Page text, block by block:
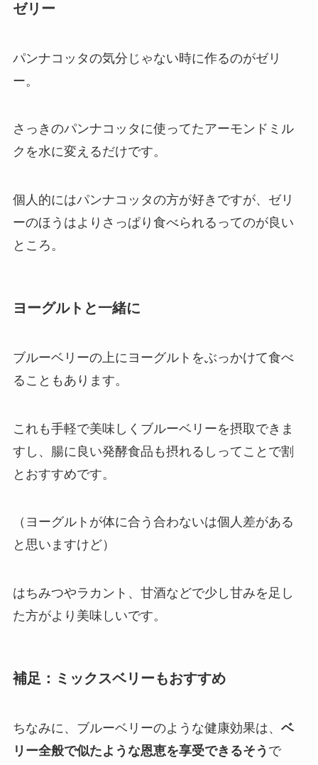
ゼリー
パンナコッタの気分じゃない時に作るのがゼリ
ー。
さっきのパンナコッタに使ってたアーモンドミル
クを水に変えるだけです。
個人的にはパンナコッタの方が好きですが、ゼリ
ーのほうはよりさっぱり食べられるってのが良い
ところ。
ヨーグルトと一緒に
ブルーベリーの上にヨーグルトをぶっかけて食べ
ることもあります。
これも手軽で美味しくブルーベリーを摂取できま
すし、腸に良い発酵食品も摂れるしってことで割
とおすすめです。
（ヨーグルトが体に合う合わないは個人差がある
と思いますけど）
はちみつやラカント、甘酒などで少し甘みを足し
た方がより美味しいです。
補足：ミックスベリーもおすすめ
ちなみに、ブルーベリーのような健康効果は、 ベ
リー全般で似たような恩恵を享受できるそう で